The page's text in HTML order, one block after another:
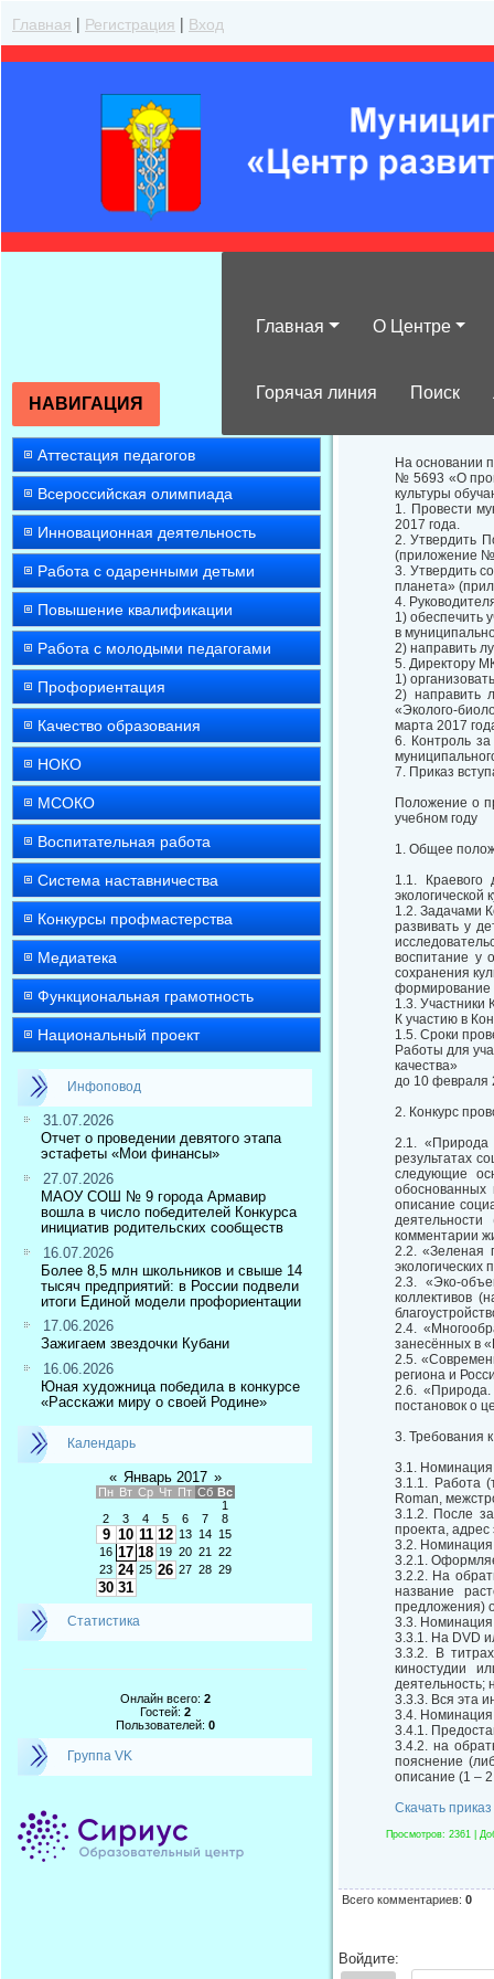
Главная | Регистрация | Вход
Главная О Центре
Горячая линия Поиск
НАВИГАЦИЯ
Аттестация педагогов
Всероссийская олимпиада
Инновационная деятельность
Работа с одаренными детьми
Повышение квалификации
Работа с молодыми педагогами
Профориентация
Качество образования
НОКО
МСОКО
Воспитательная работа
Система наставничества
Конкурсы профмастерства
Медиатека
Функциональная грамотность
Национальный проект
Инфоповод
31.07.2026
Отчет о проведении девятого этапа
эстафеты «Мои финансы»
27.07.2026
МАОУ СОШ № 9 города Армавир
вошла в число победителей Конкурса
инициатив родительских сообществ
16.07.2026
Более 8,5 млн школьников и свыше 14
тысяч предприятий: в России подвели
итоги Единой модели профориентации
17.06.2026
Зажигаем звездочки Кубани
16.06.2026
Юная художница победила в конкурсе
«Расскажи миру о своей Родине»
Календарь
« Январь 2017 »
Пн Вт Ср Чт Пт Сб Вс
1
2
3 4 5 6 7 8
9 10 11 12 13 14
15
16 17 18 19 20 21
22
23 24 25 26 27 28 29
30 31
Статистика
Онлайн всего: 2
Гостей: 2
Пользователей: 0
Группа VK
учебном году
На основании
№ 5693 «О
культуры
1. Провести
2017 года.
2. Утвердить
(приложение
3. Утвердить
планета»
4.
1) обеспечить
в
2) направить
5. Директору
1)
2) направить
«Эколого-
марта 2017
6. Контроль
7. Приказ
Положение о
учебном году
1. Общее
1.1. Краевого
1.2. Задачами
развивать у
воспитание у
сохранения
формирование
1.3. Участники
К участию в
1.5. Сроки
Работы для
качества»
до 10 февраля
2. Конкурс
2.1. «Природа
результатах
следующие
обоснованных
описание
комментарии
2.2. «Зеленая
экологических
2.3. «Эко-
коллективов
2.4.
занесённых в
2.5.
региона и
2.6. «Природа.
постановок о
3. Требования
3.1.
3.1.1. Работа
Roman,
3.1.2. После
проекта,
3.2. Номинация
3.2.1.
3.2.2. На
название
предложения)
3.3.
3.3.1. На DVD
3.3.2. В
киностудии
деятельность;
3.3.3. Вся эта
3.4. Номинация
3.4.1.
3.4.2. на
пояснение
описание (1 –
Скачать
Просмотров: 2361 |
Всего комментариев: 0
Войдите: